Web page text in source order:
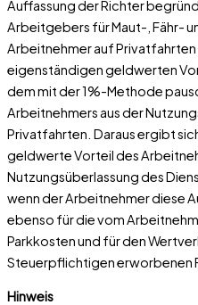
Auffassung der Richter
Arbeitgebers für Maut-, Fähr-
Arbeitnehmer auf
eigenständigen geldwerten
dem mit der 1%-Methode
Arbeitnehmers aus der
Privatfahrten. Daraus ergibt
geldwerte Vorteil des
Nutzungsüberlassung des
wenn der Arbeitnehmer diese
ebenso für die vom
Parkkosten und für den
Steuerpflichtigen erworbenen
Hinweis